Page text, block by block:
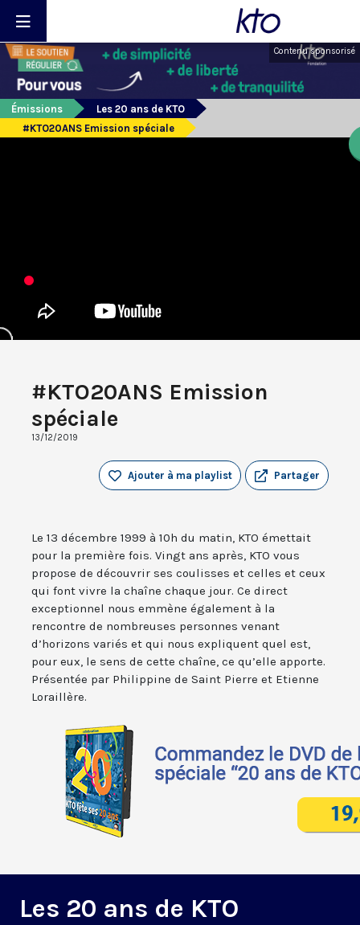
Contenu sponsorisé
Émissions
Les 20 ans de KTO
#KTO20ANS Emission spéciale
#KTO20ANS Emission
spéciale
13/12/2019
Partager
Ajouter à ma playlist
Le 13 décembre 1999 à 10h du matin, KTO émettait
pour la première fois. Vingt ans après, KTO vous
propose de découvrir ses coulisses et celles et ceux
qui font vivre la chaîne chaque jour. Ce direct
exceptionnel nous emmène également à la
rencontre de nombreuses personnes venant
d’horizons variés et qui nous expliquent quel est,
pour eux, le sens de cette chaîne, ce qu’elle apporte.
Présentée par Philippine de Saint Pierre et Etienne
Loraillère.
Les 20 ans de KTO